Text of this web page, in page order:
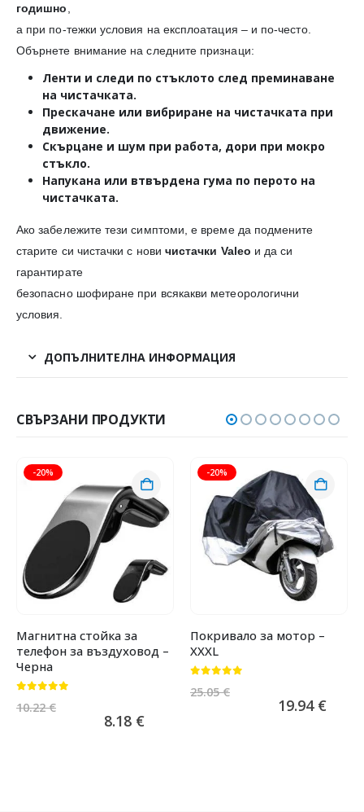
годишно
а при по-тежки условия на експлоатация – и по-често.
Обърнете внимание на следните признаци:
Ленти и следи по стъклото след преминаване
на чистачката.
Прескачане или вибриране на чистачката при
движение.
Скърцане и шум при работа, дори при мокро
стъкло.
Напукана или втвърдена гума по перото на
чистачката.
Ако забележите тези симптоми, е време да подмените
старите си чистачки с нови чистачки Valeo и да си
гарантирате
безопасно шофиране при всякакви метеорологични
условия.
ДОПЪЛНИТЕЛНА ИНФОРМАЦИЯ
СВЪРЗАНИ ПРОДУКТИ
-20%
Магнитна стойка за
телефон за въздуховод –
Черна
10.22€
8.18 €
-20%
Покривало за мотор –
XXXL
25.05€
19.94 €